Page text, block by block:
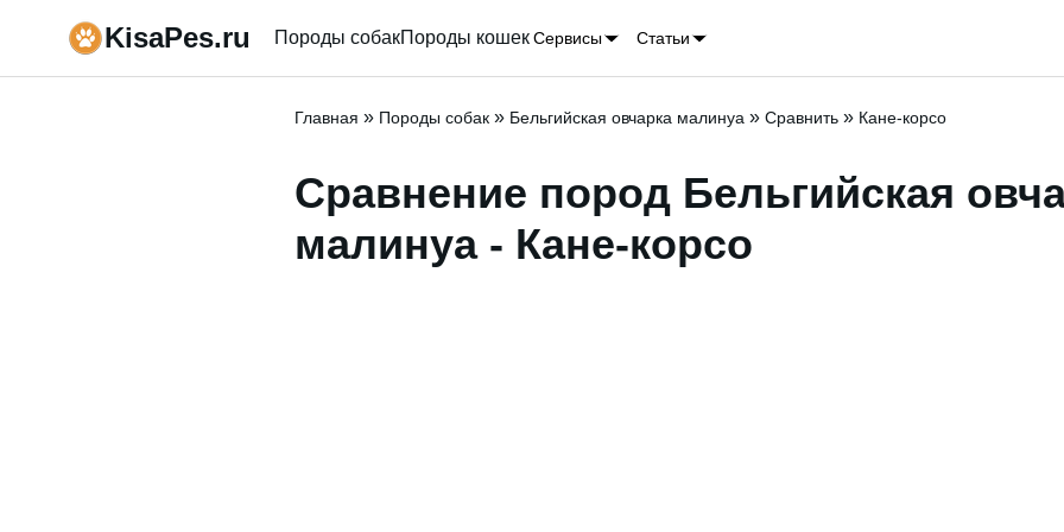
KisaPes.ru Породы собакПороды кошекСервисы Статьи
Главная » Породы собак » Бельгийская овчарка малинуа » Сравнить » Кане-корсо
Сравнение пород Бельгийская
малинуа - Кане-корсо